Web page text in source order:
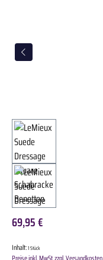
69,95 €
Inhalt:1 Stück